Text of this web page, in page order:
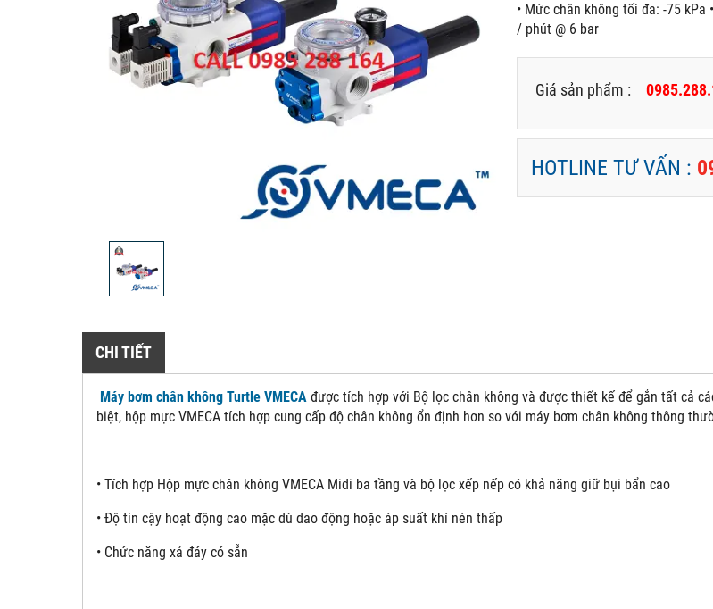
• Mức chân không tối đa: -75
/ phút @ 6 bar
Giá sản phẩm :
HOTLINE TƯ VẤN :
CHI TIẾT
Máy bơm chân không Turtle VMECA được tích hợp với Bộ lọc chân không và được thiết kế để gắn tất cả
biệt, hộp mực VMECA tích hợp cung cấp độ chân không ổn định hơn so với máy bơm chân không thông
• Tích hợp Hộp mực chân không VMECA Midi ba tầng và bộ lọc xếp nếp có khả năng giữ bụi bẩn cao
• Độ tin cậy hoạt động cao mặc dù dao động hoặc áp suất khí nén thấp
• Chức năng xả đáy có sẵn